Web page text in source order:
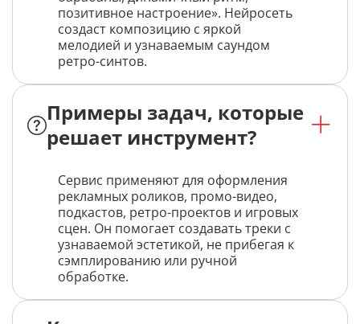
позитивное настроение». Нейросеть
создаст композицию с яркой
мелодией и узнаваемым саундом
ретро-синтов.
Примеры задач, которые
решает инструмент?
Сервис применяют для оформления
рекламных роликов, промо-видео,
подкастов, ретро-проектов и игровых
сцен. Он помогает создавать треки с
узнаваемой эстетикой, не прибегая к
сэмплированию или ручной
обработке.